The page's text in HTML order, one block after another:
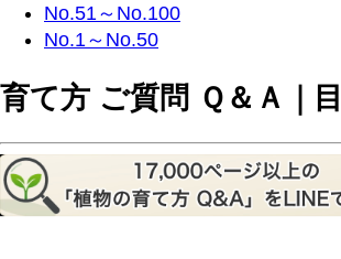
No.51～No.100
No.1～No.50
育て方 ご質問 Ｑ＆Ａ｜